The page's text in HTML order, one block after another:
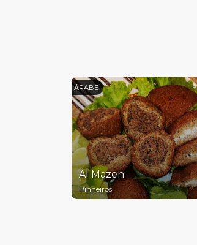
ÁRABE
Al Mazen
Pinheiros